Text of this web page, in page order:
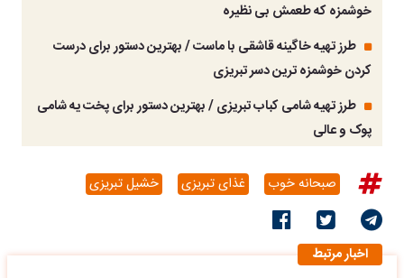
خوشمزه که طعمش بی نظیره
طرز تهیه خاگینه قاشقی با ماست / بهترین دستور برای درست
کردن خوشمزه ترین دسر تبریزی
طرز تهیه شامی کباب تبریزی / بهترین دستور برای پخت یه شامی
پوک و عالی
صبحانه خوب غذای تبریزی خشیل تبریزی
اخبار مرتبط